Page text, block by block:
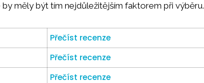
měly být tím nejdůležitějším faktorem při výběru.
Přečíst recenze
Přečíst recenze
Přečíst recenze